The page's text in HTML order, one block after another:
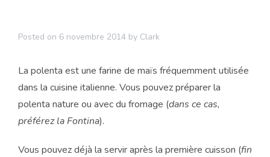
Posted on 6 novembre 2014 by Clark
La polenta est une farine de maïs fréquemment utilisée
dans la cuisine italienne. Vous pouvez préparer la
polenta nature ou avec du fromage (dans ce cas,
préférez la Fontina).
Vous pouvez déjà la servir après la première cuisson (fin